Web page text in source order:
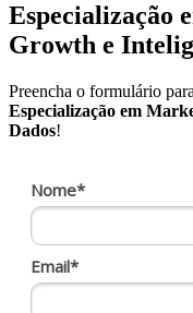
Especialização
Growth e
Preencha o formulário
Especialização em
Dados!
Nome*
Email*